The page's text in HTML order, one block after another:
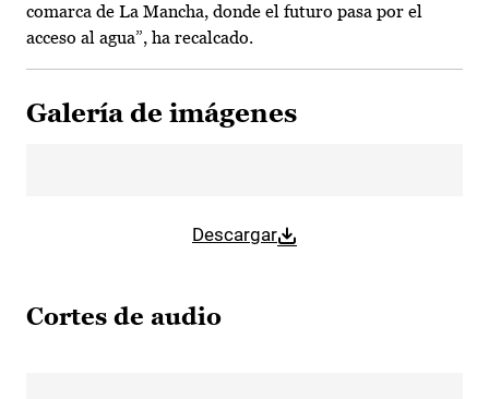
comarca de La Mancha, donde el futuro pasa por el
acceso al agua”, ha recalcado.
Galería de imágenes
Descargar
Cortes de audio